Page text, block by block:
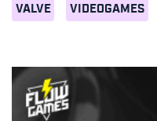
VALVE VIDEOGAMES